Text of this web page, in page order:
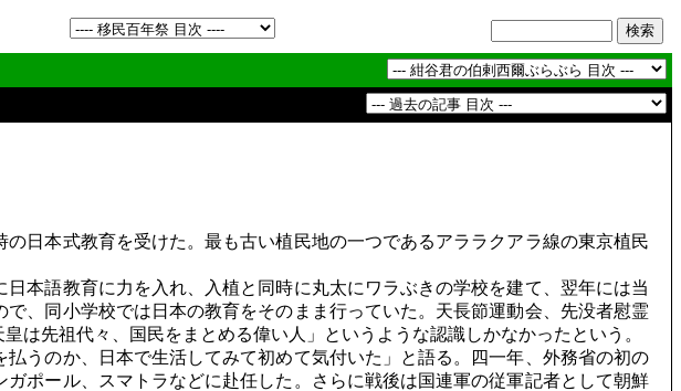
日本式教育を受けた。最も古い植民地の一つであるアララクアラ線の東京植民
本語教育に力を入れ、入植と同時に丸太にワラぶきの学校を建て、翌年には当
、同小学校では日本の教育をそのまま行っていた。天長節運動会、先没者慰霊
先祖代々、国民をまとめる偉い人」というような認識しかなかったという。
うのか、日本で生活してみて初めて気付いた」と語る。四一年、外務省の初の
ポール、スマトラなどに赴任した。さらに戦後は国連軍の従軍記者として朝鮮